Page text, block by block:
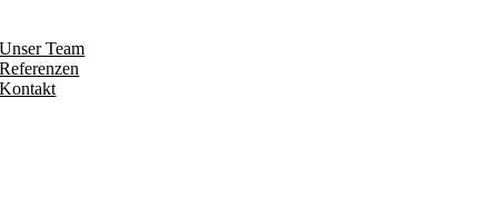
Unser Team
Referenzen
Kontakt